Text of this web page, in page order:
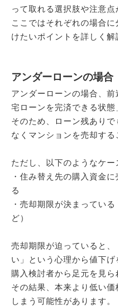
って取れる選択肢や注意点
ここではそれぞれの場合
けたいポイントを詳しく解
アンダーローンの場合
アンダーローンの場合、
宅ローンを完済できる状態
そのため、ローン残あり
なくマンションを売却する
ただし、以下のようなケー
・住み替え先の購入資金
る
・売却期限が決まってい
ど）
売却期限が迫っていると
い」という心理から値下げ
購入検討者から足元を見ら
その結果、本来より低い
しまう可能性があります。